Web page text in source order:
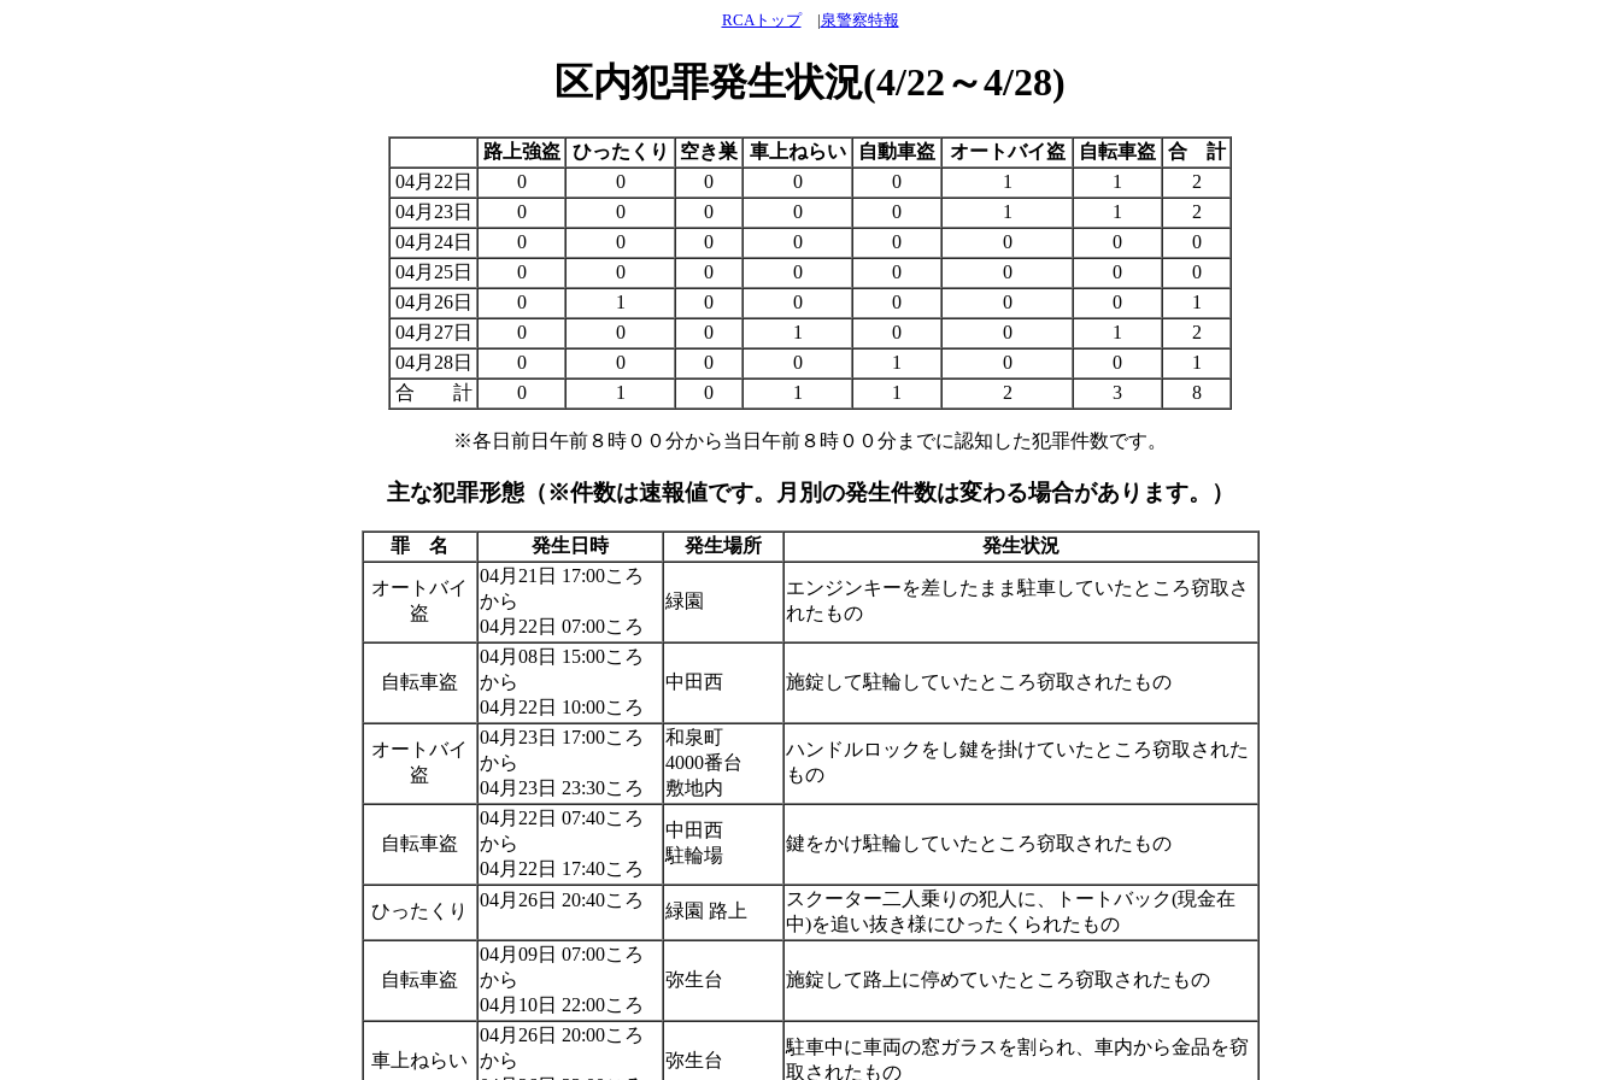
RCAトップ|泉警察特報
区内犯罪発生状況(4/22～4/28)
路上強盗 ひったくり 空き巣 車上ねらい 自動車盗 オートバイ盗 自転車盗 合 計
04月22日
0 0 0 0 0 1 1
2
04月23日
0 0 0 0 0 1 1
2
04月24日
0 0 0 0 0 0 0
0
04月25日
0 0 0 0 0 0 0
0
04月26日
0 1 0 0 0 0 0
1
04月27日
0 0 0 1 0 0 1
2
04月28日
0 0 0 0 1 0 0
1
合 計
0 1 0 1 1 2 3 8
※各日前日午前８時００分から当日午前８時００分までに認知した犯罪件数です。
主な犯罪形態（※件数は速報値です。月別の発生件数は変わる場合があります。）
罪 名 発生日時 発生場所 発生状況
オートバイ
盗
04月21日 17:00ころ
から
04月22日 07:00ころ
緑園
エンジンキーを差したまま駐車していたところ窃取さ
れたもの
自転車盗
04月08日 15:00ころ
から
04月22日 10:00ころ
中田西 施錠して駐輪していたところ窃取されたもの
オートバイ
盗
04月23日 17:00ころ
から
04月23日 23:30ころ
和泉町
4000番台
敷地内
ハンドルロックをし鍵を掛けていたところ窃取された
もの
自転車盗
04月22日 07:40ころ
から
04月22日 17:40ころ
中田西
駐輪場
鍵をかけ駐輪していたところ窃取されたもの
ひったくり
04月26日 20:40ころ
緑園 路上
スクーター二人乗りの犯人に、トートバック(現金在
中)を追い抜き様にひったくられたもの
自転車盗
04月09日 07:00ころ
から
04月10日 22:00ころ
弥生台 施錠して路上に停めていたところ窃取されたもの
車上ねらい
04月26日 20:00ころ
から
弥生台
駐車中に車両の窓ガラスを割られ、車内から金品を窃
取されたもの